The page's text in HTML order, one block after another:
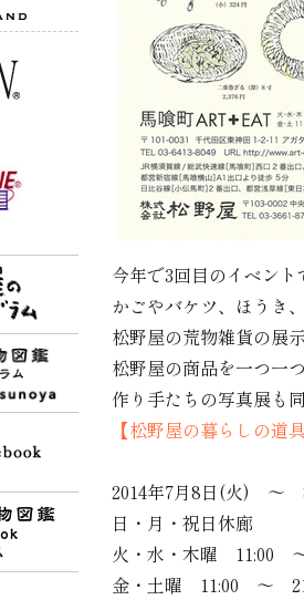
今年で3回目のイベント
かごやバケツ、ほうき
松野屋の荒物雑貨の展
松野屋の商品を一つ一
作り手たちの写真展も
【松野屋の暮らしの道
2014年7月8日(火) ～
日・月・祝日休廊
火・水・木曜 11:00
金・土曜 11:00 ～